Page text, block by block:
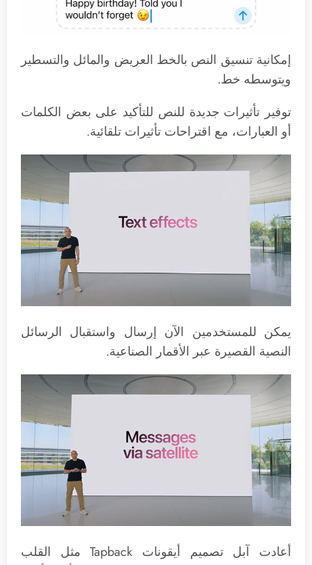
إمكانية تنسيق النص بالخط العريض والمائل والتسطير
ويتوسطه خط.
توفير تأثيرات جديدة للنص للتأكيد على بعض الكلمات
أو العبارات، مع اقتراحات تأثيرات تلقائية.
يمكن للمستخدمين الآن إرسال واستقبال الرسائل
النصية القصيرة عبر الأقمار الصناعية.
أعادت آبل تصميم أيقونات Tapback مثل القلب